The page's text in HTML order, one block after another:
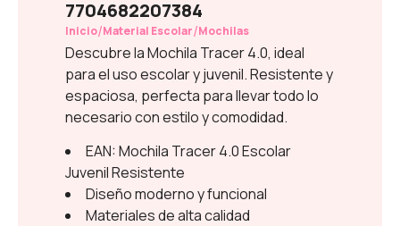
7704682207384
Inicio/Material Escolar/Mochilas
Descubre la Mochila Tracer 4.0, ideal
para el uso escolar y juvenil. Resistente y
espaciosa, perfecta para llevar todo lo
necesario con estilo y comodidad.
EAN: Mochila Tracer 4.0 Escolar
Juvenil Resistente
Diseño moderno y funcional
Materiales de alta calidad